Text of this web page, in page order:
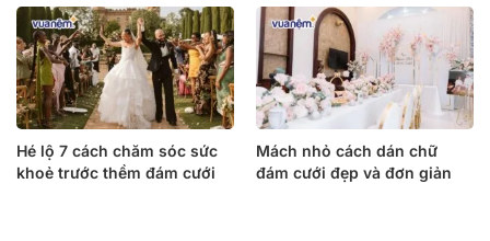
Hé lộ 7 cách chăm sóc sức
khoẻ trước thềm đám cưới
Mách nhỏ cách dán chữ
đám cưới đẹp và đơn giản